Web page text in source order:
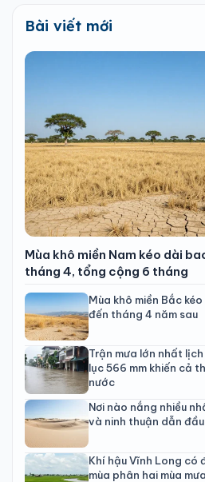
Bài viết mới
Mùa khô miền Nam kéo dài
tháng 4, tổng cộng 6 tháng
Mùa khô miền Bắc
đến tháng 4 năm sau
Trận mưa lớn nhất
lục 566 mm khiến cả
nước
Nơi nào nắng nhiều
và ninh thuận dẫn đầu
Khí hậu Vĩnh Long có
mùa phân hai mùa